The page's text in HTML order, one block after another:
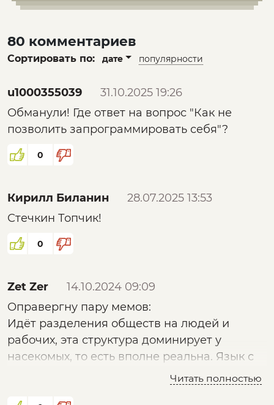
80 комментариев
Сортировать по: дате популярности
u1000355039
31.10.2025 19:26
Обманули! Где ответ на вопрос "Как не
позволить запрограммировать себя"?
0
Кирилл Биланин
28.07.2025 13:53
Стечкин Топчик!
0
Zet Zer
14.10.2024 09:09
Оправергну пару мемов:
Идёт разделения обществ на людей и
рабочих, эта структура доминирует у
насекомых, то есть вполне реальна. Язык с
его Мемами объединяет, но до поведения
Читать полностью